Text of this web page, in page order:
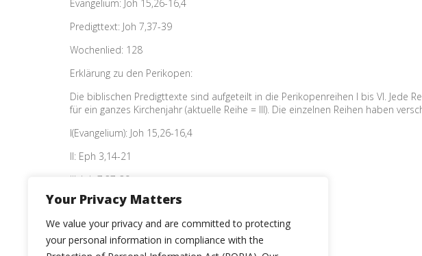
Your Privacy Matters
We value your privacy and are committed to protecting
your personal information in compliance with the
Evangelium: Joh 15,26-16,4
Predigttext: Joh 7,37-39
Wochenlied: 128
Erklärung zu den Perikopen:
Die biblischen Predigttexte sind aufgeteilt in die Perikopenreihen I bis VI. Jede
für ein ganzes Kirchenjahr (aktuelle Reihe = III). Die einzelnen Reihen haben
I(Evangelium): Joh 15,26-16,4
II: Eph 3,14-21
III: Joh 7,37-39
IV: Jer 31,31-34
V: Joh 14,15-19